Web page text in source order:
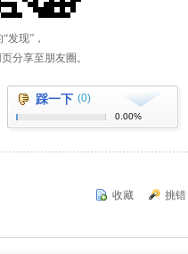
踩一下 (0)
0.00%
收藏 挑错